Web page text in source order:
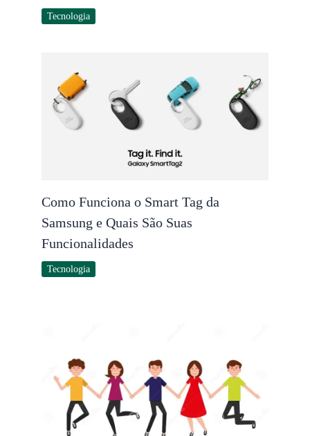
Tecnologia
Como Funciona o Smart Tag da
Samsung e Quais São Suas
Funcionalidades
Tecnologia